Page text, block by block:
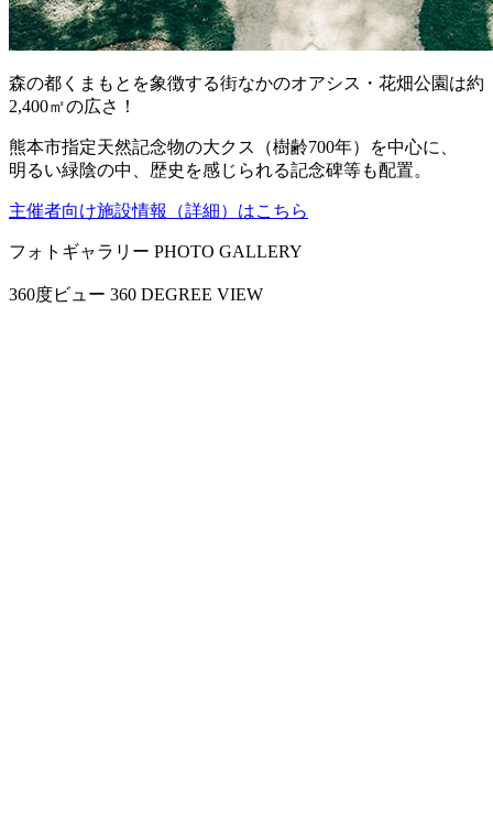
森の都くまもとを象徴する街なかのオアシス・花畑公園は約
2,400㎡の広さ！
熊本市指定天然記念物の大クス（樹齢700年）を中心に、
明るい緑陰の中、歴史を感じられる記念碑等も配置。
主催者向け施設情報 （詳細） はこちら
フォトギャラリー PHOTO GALLERY
360度ビュー 360 DEGREE VIEW